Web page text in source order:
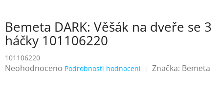
Bemeta DARK: Věšák na dveře se 3
háčky 101106220
101106220
Průměrné
Neohodnoceno Podrobnosti hodnocení Značka: Bemeta